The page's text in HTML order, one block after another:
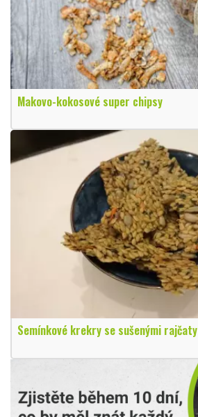
Makovo-kokosové super chipsy
Semínkové krekry se sušenými rajčaty